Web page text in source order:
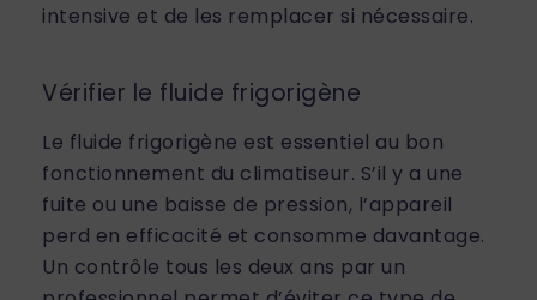
intensive et de les remplacer si nécessaire.
Vérifier le fluide frigorigène
Le fluide frigorigène est essentiel au bon
fonctionnement du climatiseur. S’il y a une
fuite ou une baisse de pression, l’appareil
perd en efficacité et consomme davantage.
Un contrôle tous les deux ans par un